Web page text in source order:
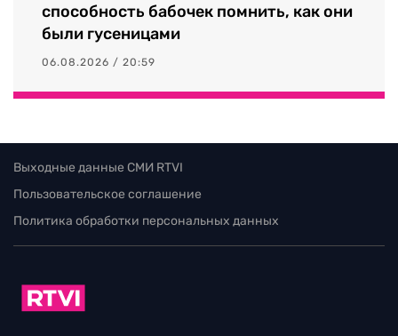
способность бабочек помнить, как они
были гусеницами
06.08.2026 / 20:59
Выходные данные СМИ RTVI
Пользовательское соглашение
Политика обработки персональных данных